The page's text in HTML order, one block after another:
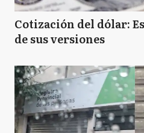
N
O
P
Cotización del dólar:
de sus versiones